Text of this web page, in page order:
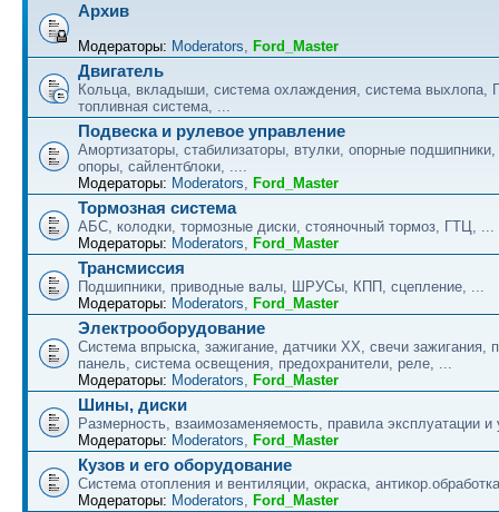
Архив
Модераторы: Moderators, Ford_Master
Двигатель
Кольца, вкладыши, система охлаждения, система выхлопа,
топливная система, ...
Подвеска и рулевое управление
Амортизаторы, стабилизаторы, втулки, опорные
опоры, сайлентблоки, ....
Модераторы: Moderators, Ford_Master
Тормозная система
АБС, колодки, тормозные диски, стояночный тормоз, ГТЦ, ...
Модераторы: Moderators, Ford_Master
Трансмиссия
Подшипники, приводные валы, ШРУСы, КПП, сцепление, ...
Модераторы: Moderators, Ford_Master
Электрооборудование
Система впрыска, зажигание, датчики ХХ, свечи зажигания,
панель, система освещения, предохранители, реле, ...
Модераторы: Moderators, Ford_Master
Шины, диски
Размерность, взаимозаменяемость, правила эксплуатации
Модераторы: Moderators, Ford_Master
Кузов и его оборудование
Система отопления и вентиляции, окраска,
Модераторы: Moderators, Ford_Master